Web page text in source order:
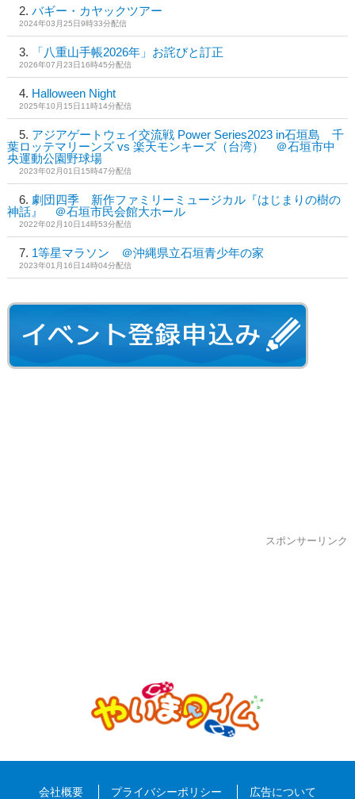
バギー・カヤックツアー
2024年03月25日9時33分配信
「八重山手帳2026年」お詫びと訂正
2026年07月23日16時45分配信
Halloween Night
2025年10月15日11時14分配信
アジアゲートウェイ交流戦 Power Series2023 in石垣島 千
葉ロッテマリーンズ vs 楽天モンキーズ（台湾） ＠石垣市中
央運動公園野球場
2023年02月01日15時47分配信
劇団四季 新作ファミリーミュージカル『はじまりの樹の
神話』 ＠石垣市民会館大ホール
2022年02月10日14時53分配信
1等星マラソン ＠沖縄県立石垣青少年の家
2023年01月16日14時04分配信
スポンサーリンク
会社概要 プライバシーポリシー 広告について